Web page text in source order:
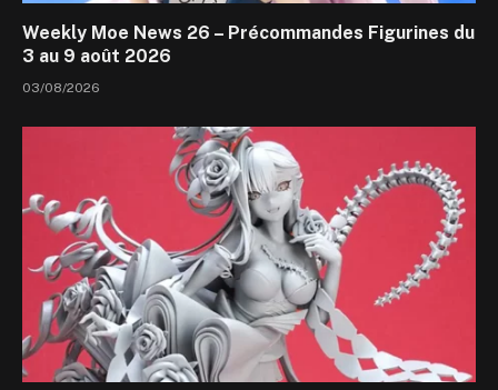
Weekly Moe News 26 – Précommandes Figurines du
3 au 9 août 2026
03/08/2026